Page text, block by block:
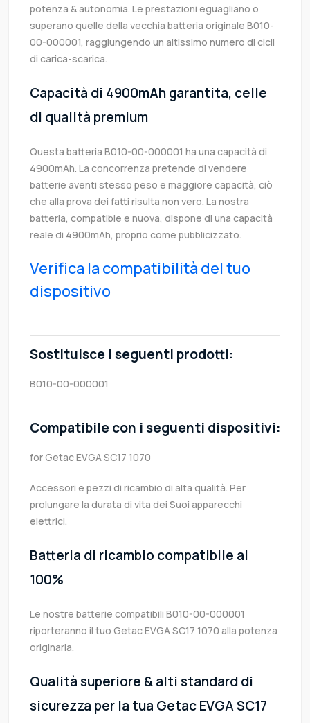
potenza & autonomia. Le prestazioni eguagliano o
superano quelle della vecchia batteria originale B010-
00-000001, raggiungendo un altissimo numero di cicli
di carica-scarica.
Capacità di 4900mAh garantita, celle
di qualità premium
Questa batteria B010-00-000001 ha una capacità di
4900mAh. La concorrenza pretende di vendere
batterie aventi stesso peso e maggiore capacità, ciò
che alla prova dei fatti risulta non vero. La nostra
batteria, compatible e nuova, dispone di una capacità
reale di 4900mAh, proprio come pubblicizzato.
Verifica la compatibilità del tuo
dispositivo
Sostituisce i seguenti prodotti:
B010-00-000001
Compatibile con i seguenti dispositivi:
for Getac EVGA SC17 1070
Accessori e pezzi di ricambio di alta qualità. Per
prolungare la durata di vita dei Suoi apparecchi
elettrici.
Batteria di ricambio compatibile al
100%
Le nostre batterie compatibili B010-00-000001
riporteranno il tuo Getac EVGA SC17 1070 alla potenza
originaria.
Qualità superiore & alti standard di
sicurezza per la tua Getac EVGA SC17